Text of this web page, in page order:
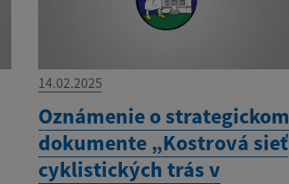
14.02.2025
Oznámenie o strategickom
dokumente „Kostrová sieť
cyklistických trás v